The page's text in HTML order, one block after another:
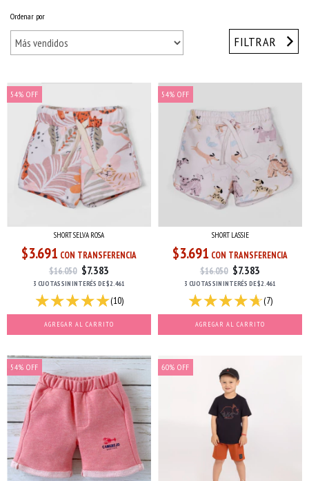
Ordenar por
FILTRAR
54% OFF
SHORT SELVA ROSA
$3.691 CON TRANSFERENCIA
$16.050 $7.383
3 CUOTASSIN INTERÉS DE$2.461
(10)
AGREGAR AL CARRITO
54% OFF
SHORT LASSIE
$3.691 CON TRANSFERENCIA
$16.050 $7.383
3 CUOTASSIN INTERÉS DE$2.461
(7)
AGREGAR AL CARRITO
54% OFF 60% OFF